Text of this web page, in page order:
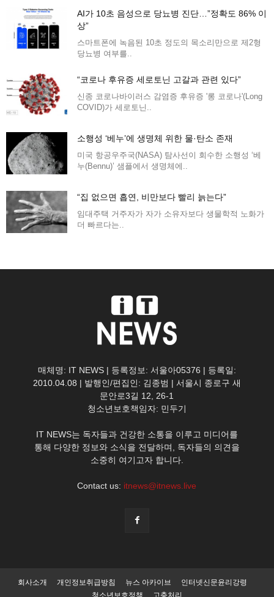
AI가 10초 음성으로 당뇨병 진단…”정확도 86% 이
상”
스마트폰에 녹음된 10초 정도의 목소리만으로 제2형
당뇨병 여부를..
“코로나 후유증 세로토닌 고갈과 관련 있다”
신종 코로나바이러스 감염증 후유증 '롱 코로나'(Long
COVID)가 세로토닌..
소행성 ‘베누’에 생명체 위한 물·탄소 존재
미국 항공우주국(NASA) 탐사선이 회수한 소행성 ‘베
누(Bennu)’ 샘플에서 생명체에..
“집 없으면 흡연, 비만보다 빨리 늙는다”
임대주택 거주자가 자가 소유자보다 생물학적 노화가
더 빠르다는..
매체명: IT NEWS | 등록정보: 서울아05376 | 등록일:
2010.04.08 | 발행인/편집인: 김종범 | 서울시 종로구 새
문안로3길 12, 26-1
청소년보호책임자: 민두기
IT NEWS는 독자들과 건강한 소통을 이루고 미디어를
통해 다양한 정보와 소식을 전달하며, 독자들의 의견을
소중히 여기고자 합니다.
Contact us: itnews@itnews.live
회사소개 개인정보취급방침 뉴스 아카이브
인터넷신문윤리강령